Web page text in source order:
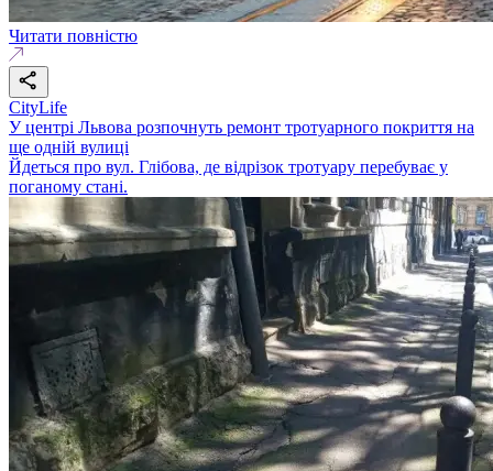
Читати повністю
CityLife
У центрі Львова розпочнуть ремонт тротуарного покриття на
ще одній вулиці
Йдеться про вул. Глібова, де відрізок тротуару перебуває у
поганому стані.